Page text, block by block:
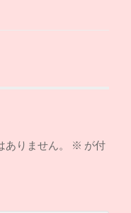
りません。 ※ が付